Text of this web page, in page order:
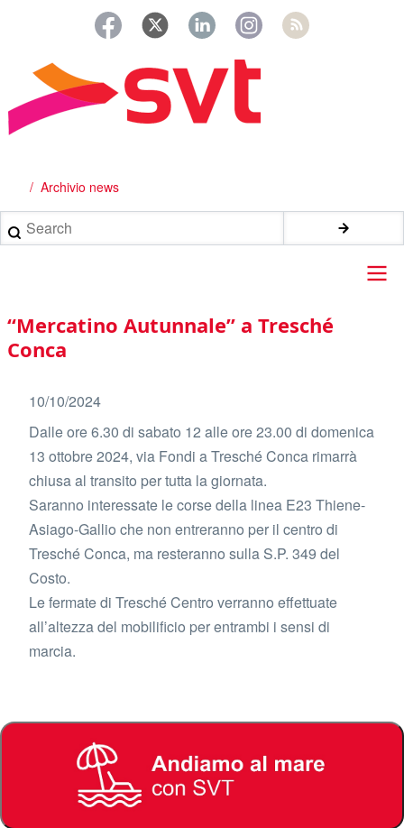
principale
Briciole
di
pane
Archivio news
Search
Main
navigation
“Mercatino Autunnale” a Tresché
Conca
10/10/2024
Dalle ore 6.30 di sabato 12 alle ore 23.00 di domenica
13 ottobre 2024, via Fondi a Tresché Conca rimarrà
chiusa al transito per tutta la giornata.
Saranno interessate le corse della linea E23 Thiene-
Asiago-Gallio che non entreranno per il centro di
Tresché Conca, ma resteranno sulla S.P. 349 del
Costo.
Le fermate di Tresché Centro verranno effettuate
all’altezza del mobilificio per entrambi i sensi di
marcia.